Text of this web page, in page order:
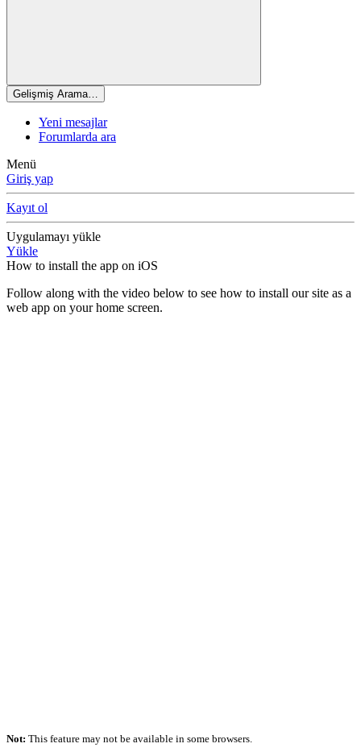
Gelişmiş Arama…
Yeni mesajlar
Forumlarda ara
Menü
Giriş yap
Kayıt ol
Uygulamayı yükle
Yükle
How to install the app on iOS
Follow along with the video below to see how to install our site as a
web app on your home screen.
Not: This feature may not be available in some browsers.